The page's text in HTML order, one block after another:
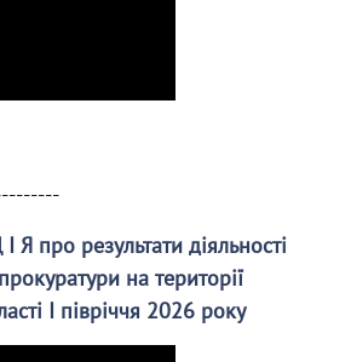
про результати діяльності
на території
І півріччя 2026 року